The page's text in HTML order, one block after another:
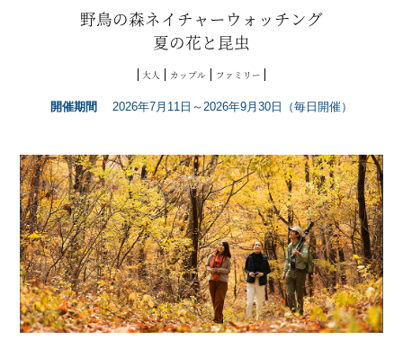
野鳥の森ネイチャーウォッチング
夏の花と昆虫
大人 カップル ファミリー
開催期間 2026年7月11日～2026年9月30日（毎日開催）